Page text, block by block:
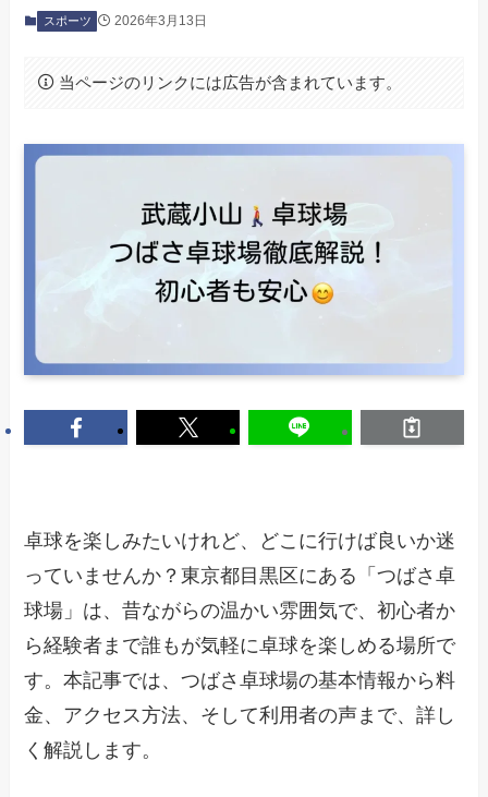
スポーツ 2026年3月13日
当ページのリンクには広告が含まれています。
卓球を楽しみたいけれど、どこに行けば良いか迷
っていませんか？東京都目黒区にある「つばさ卓
球場」は、昔ながらの温かい雰囲気で、初心者か
ら経験者まで誰もが気軽に卓球を楽しめる場所で
す。本記事では、つばさ卓球場の基本情報から料
金、アクセス方法、そして利用者の声まで、詳し
く解説します。